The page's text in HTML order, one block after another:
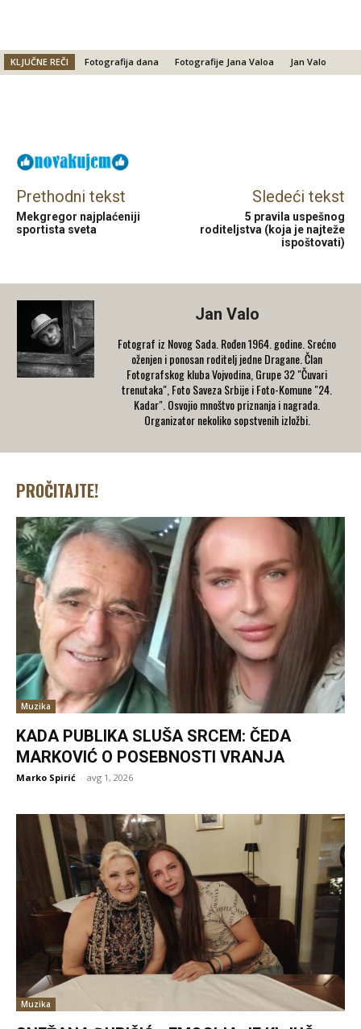
KLJUČNE REČI Fotografija dana Fotografije Jana Valoa Jan Valo
Prethodni tekst
Mekgregor najplaćeniji
sportista sveta
Sledeći tekst
5 pravila uspešnog
roditeljstva (koja je najteže
ispoštovati)
Jan Valo
Fotograf iz Novog Sada. Rođen 1964. godine. Srećno
oženjen i ponosan roditelj jedne Dragane. Član
Fotografskog kluba Vojvodina, Grupe 32 "Čuvari
trenutaka", Foto Saveza Srbije i Foto-Komune "24.
Kadar". Osvojio mnoštvo priznanja i nagrada.
Organizator nekoliko sopstvenih izložbi.
PROČITAJTE!
Muzika
KADA PUBLIKA SLUŠA SRCEM: ČEDA
MARKOVIĆ O POSEBNOSTI VRANJA
Marko Spirić - avg 1, 2026
Muzika